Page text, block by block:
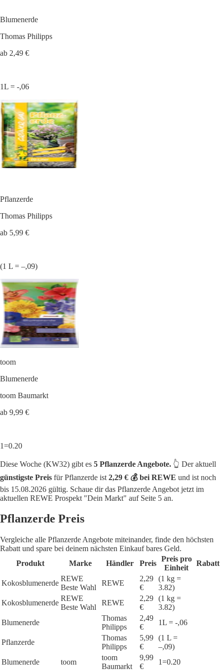
Blumenerde
Thomas Philipps
ab 2,49 €
1L = -,06
Pflanzerde
Thomas Philipps
ab 5,99 €
(1 L = –,09)
toom
Blumenerde
toom Baumarkt
ab 9,99 €
1=0.20
Diese Woche (KW32) gibt es 5 Pflanzerde Angebote. 👆 Der aktuell
günstigste Preis für Pflanzerde ist 2,29 € 💰 bei REWE und ist noch
bis 15.08.2026 gültig. Schaue dir das Pflanzerde Angebot jetzt im
aktuellen REWE Prospekt "Dein Markt" auf Seite 5 an.
Pflanzerde Preis
Vergleiche alle Pflanzerde Angebote miteinander, finde den höchsten
Rabatt und spare bei deinem nächsten Einkauf bares Geld.
Produkt
Marke Händler Preis
Preis pro
Einheit
Rabatt
Kokosblumenerde
REWE
Beste Wahl
REWE
2,29
€
(1 kg =
3.82)
Kokosblumenerde
REWE
Beste Wahl
REWE
2,29
€
(1 kg =
3.82)
Blumenerde
Thomas
Philipps
2,49
€
1L = -,06
Pflanzerde
Thomas
Philipps
5,99
€
(1 L =
–,09)
Blumenerde
toom
toom
Baumarkt
9,99
€
1=0.20